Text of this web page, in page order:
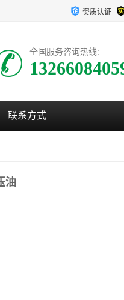
资质认证
全国服务咨询热线:
联系方式
油